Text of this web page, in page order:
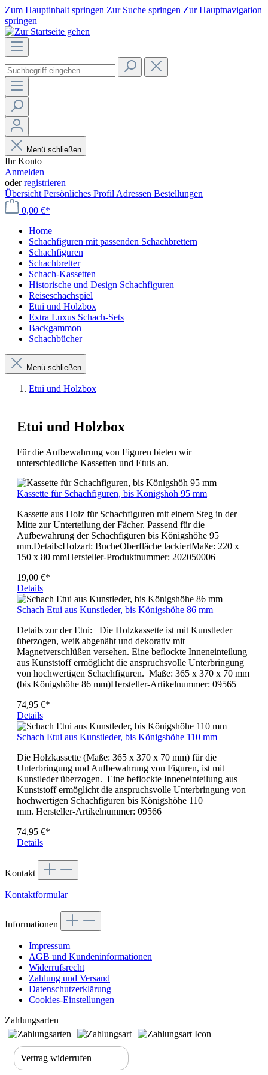
Zum Hauptinhalt springen Zur Suche springen Zur Hauptnavigation
springen
Menü schließen
Ihr Konto
Anmelden
oderregistrieren
Übersicht Persönliches Profil Adressen Bestellungen
0,00 €*
Home
Schachfiguren mit passenden Schachbrettern
Schachfiguren
Schachbretter
Schach-Kassetten
Historische und Design Schachfiguren
Reiseschachspiel
Etui und Holzbox
Extra Luxus Schach-Sets
Backgammon
Schachbücher
Menü schließen
Etui und Holzbox
Etui und Holzbox
Für die Aufbewahrung von Figuren bieten wir
unterschiedliche Kassetten und Etuis an.
Kassette für Schachfiguren, bis Königshöh 95 mm
Kassette aus Holz für Schachfiguren mit einem Steg in der
Mitte zur Unterteilung der Fächer. Passend für die
Aufbewahrung der Schachfiguren bis Königshöhe 95
mm.Details:Holzart: BucheOberfläche lackiertMaße: 220 x
150 x 80 mmHersteller-Produktnummer: 202050006
19,00 €*
Details
Schach Etui aus Kunstleder, bis Königshöhe 86 mm
Details zur der Etui: Die Holzkassette ist mit Kunstleder
überzogen, weiß abgenäht und dekorativ mit
Magnetverschlüßen versehen. Eine beflockte Inneneinteilung
aus Kunststoff ermöglicht die anspruchsvolle Unterbringung
von hochwertigen Schachfiguren. Maße: 365 x 370 x 70 mm
(bis Königshöhe 86 mm)Hersteller-Artikelnummer: 09565
74,95 €*
Details
Schach Etui aus Kunstleder, bis Königshöhe 110 mm
Die Holzkassette (Maße: 365 x 370 x 70 mm) für die
Unterbringung und Aufbewahrung von Figuren, ist mit
Kunstleder überzogen. Eine beflockte Inneneinteilung aus
Kunststoff ermöglicht die anspruchsvolle Unterbringung von
hochwertigen Schachfiguren bis Königshöhe 110
mm. Hersteller-Artikelnummer: 09566
74,95 €*
Details
Kontakt
Kontaktformular
Informationen
Impressum
AGB und Kundeninformationen
Widerrufsrecht
Zahlung und Versand
Datenschutzerklärung
Cookies-Einstellungen
Zahlungsarten
Vertrag widerrufen